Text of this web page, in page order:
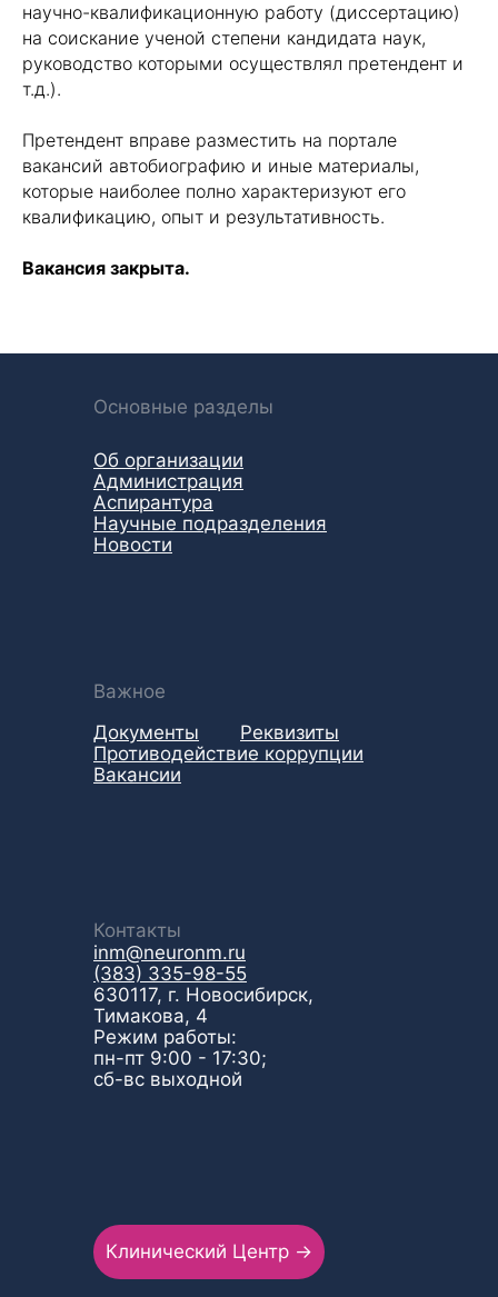
научно-квалификационную работу (диссертацию)
на соискание ученой степени кандидата наук,
руководство которыми осуществлял претендент и
т.д.).
Претендент вправе разместить на портале
вакансий автобиографию и иные материалы,
которые наиболее полно характеризуют его
квалификацию, опыт и результативность.
Вакансия закрыта.
Об организации
Администрация
Аспирантура
Научные подразделения
Новости
Основные разделы
Документы
Реквизиты
Противодействие коррупции
Вакансии
Важное
Контакты
inm@neuronm.ru
(383) 335-98-55
630117, г. Новосибирск,
Тимакова, 4
Режим работы:
пн-пт 9:00 - 17:30;
сб-вс выходной
Клинический Центр →